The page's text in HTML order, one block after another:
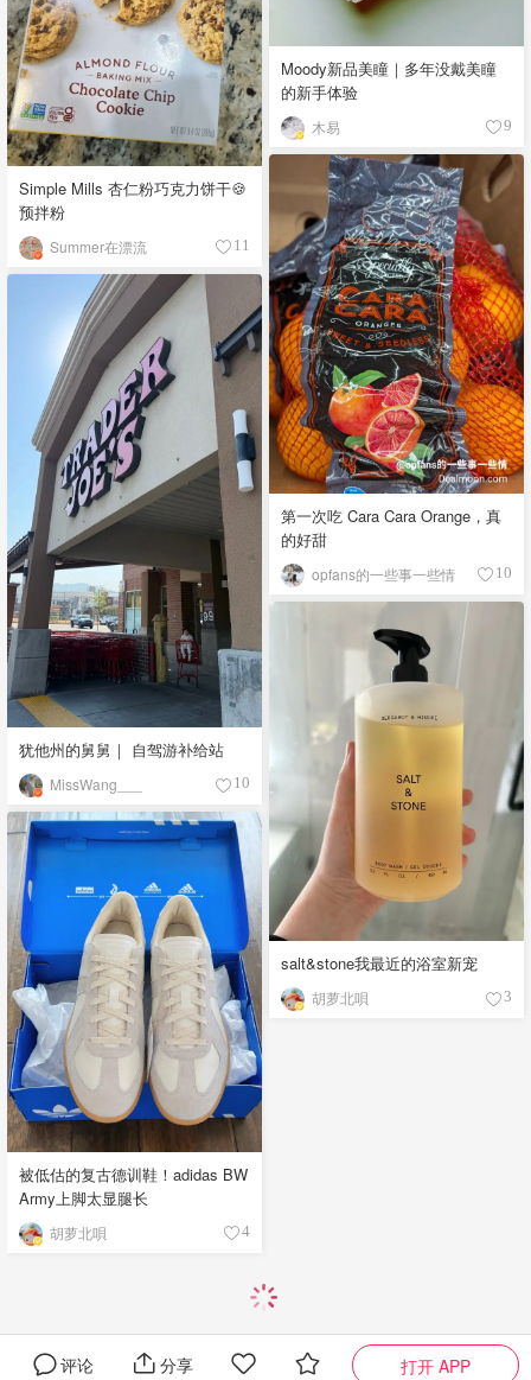
Moody新品美瞳｜多年没戴美瞳
的新手体验
木易 9
Simple Mills 杏仁粉巧克力饼干🍪
预拌粉
Summer在漂流 11
第一次吃 Cara Cara Orange，真
的好甜
opfans的一些事一些情 10
犹他州的舅舅｜ 自驾游补给站
MissWang___ 10
salt&stone我最近的浴室新宠
胡萝北唄 3
被低估的复古德训鞋！adidas BW
Army上脚太显腿长
胡萝北唄 4
评论 分享 打开 APP